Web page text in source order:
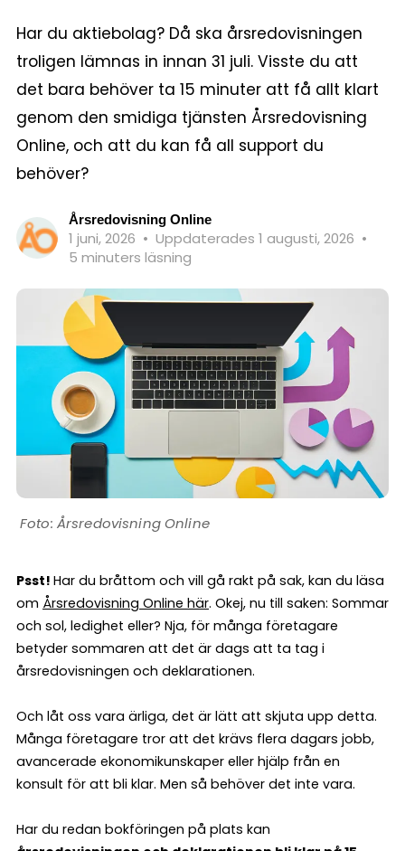
Har du aktiebolag? Då ska årsredovisningen
troligen lämnas in innan 31 juli. Visste du att
det bara behöver ta 15 minuter att få allt klart
genom den smidiga tjänsten Årsredovisning
Online, och att du kan få all support du
behöver?
Årsredovisning Online
1 juni, 2026 • Uppdaterades 1 augusti, 2026 •
5 minuters läsning
Årsredovisning Online
Psst! Har du bråttom och vill gå rakt på sak, kan du läsa
om Årsredovisning Online här. Okej, nu till saken: Sommar
och sol, ledighet eller? Nja, för många företagare
betyder sommaren att det är dags att ta tag i
årsredovisningen och deklarationen.
Och låt oss vara ärliga, det är lätt att skjuta upp detta.
Många företagare tror att det krävs flera dagars jobb,
avancerade ekonomikunskaper eller hjälp från en
konsult för att bli klar. Men så behöver det inte vara.
Har du redan bokföringen på plats kan